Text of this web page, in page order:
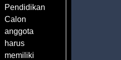
Pendidikan
Calon
anggota
harus
memiliki